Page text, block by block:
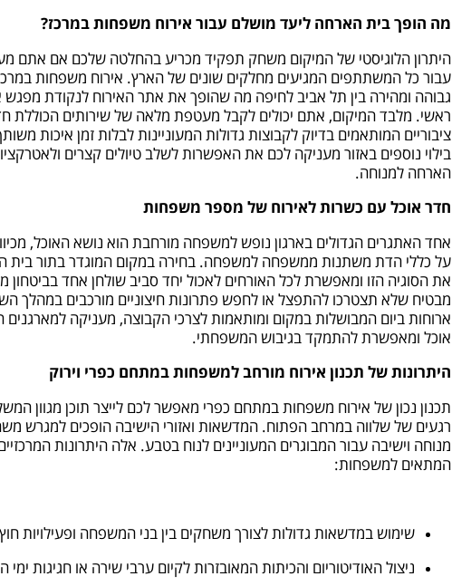
מה הופך בית הארחה ליעד מושלם עבור אירוח משפחות במרכז?
היתרון הלוגיסטי של המיקום משחק תפקיד מכריע בהחלטה שלכם אם אתם
עבור כל המשתתפים המגיעים מחלקים שונים של הארץ. אירוח משפחות
גבוהה ומהירה בין תל אביב לחיפה מה שהופך את אתר האירוח לנקודת
ראשי. מלבד המיקום, אתם יכולים לקבל מעטפת מלאה של שירותים הכוללת
ציבוריים המותאמים בדיוק לקבוצות גדולות המעוניינות לבלות זמן איכות
בילוי נוספים באזור מעניקה לכם את האפשרות לשלב טיולים קצרים
הארחה למנוחה.
חדר אוכל עם כשרות לאירוח של מספר משפחות
אחד האתגרים הגדולים בארגון נופש למשפחה מורחבת הוא נושא האוכל,
על כללי הדת משתנות ממשפחה למשפחה. בחירה במקום המוגדר בתור בית
את הסוגיה הזו ומאפשרת לכל האורחים לאכול יחד סביב שולחן אחד בביטחון
מבטיח שלא תצטרכו להתפצל או לחפש פתרונות חיצוניים מורכבים
ארוחות ביום המבושלות במקום ומותאמות לצרכי הקבוצה, מעניקה
אוכל ומאפשרת להתמקד בגיבוש המשפחתי.
היתרונות של תכנון אירוח מורחב למשפחות במתחם כפרי וירוק
תכנון נכון של אירוח משפחות במתחם כפרי מאפשר לכם לייצר תוכן מגוון
רגעים של שלווה במרחב הפתוח. המדשאות ואזורי הישיבה הופכים למגרש
מנוחה וישיבה עבור המבוגרים המעוניינים לנוח בטבע. אלה היתרונות
המתאים למשפחות:
שימוש במדשאות גדולות לצורך משחקים בין בני המשפחה ופעילויות
ניצול האודיטוריום והכיתות המאובזרות לקיום ערבי שירה או חגיגות ימי